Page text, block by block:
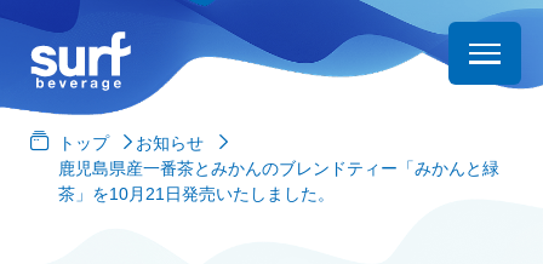
トップ
お知らせ
鹿児島県産一番茶とみかんのブレンドティー「みかんと緑
茶」を10月21日発売いたしました。